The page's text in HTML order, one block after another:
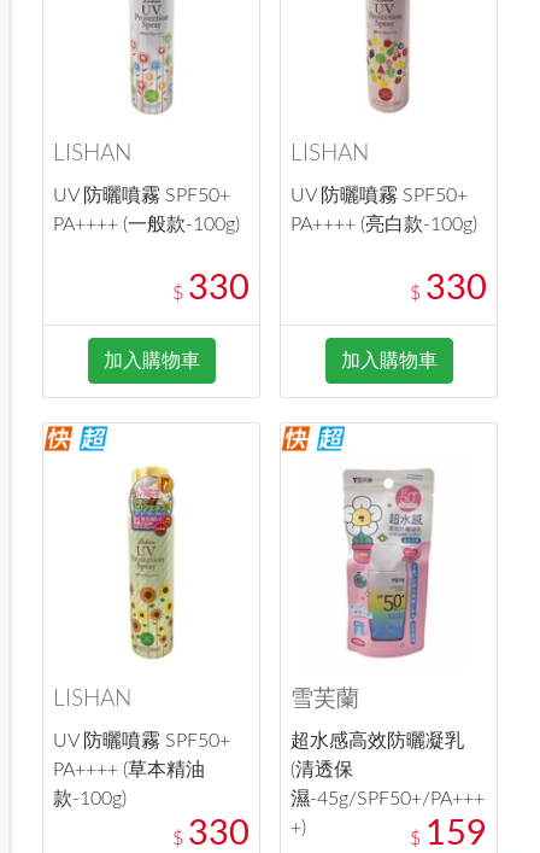
LISHAN
UV 防曬噴霧 SPF50+
PA++++ (一般款-100g)
$ 330
加入購物車
LISHAN
UV 防曬噴霧 SPF50+
PA++++ (亮白款-100g)
$ 330
加入購物車
LISHAN
UV 防曬噴霧 SPF50+
PA++++ (草本精油
款-100g)
$ 330
雪芙蘭
超水感高效防曬凝乳
(清透保
濕-45g/SPF50+/PA+++
+)
$ 159